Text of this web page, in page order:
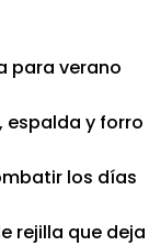
para verano
espalda y forro
los días
rejilla que deja